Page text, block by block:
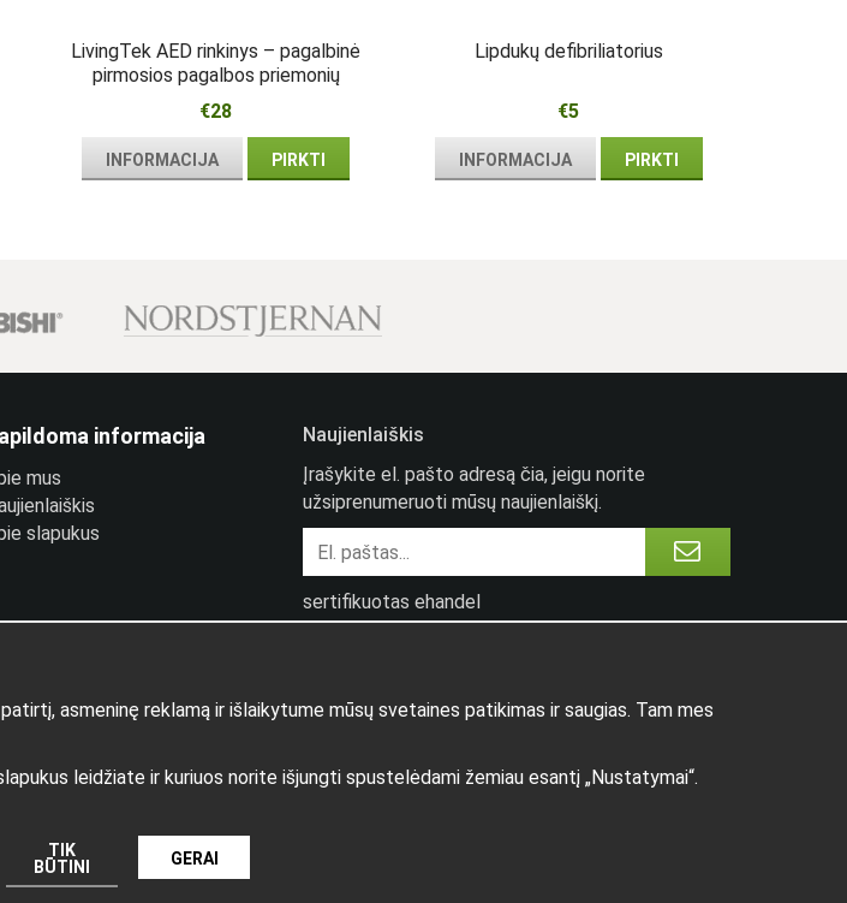
LivingTek AED rinkinys – pagalbinė
pirmosios pagalbos priemonių
kuprinė šalia defibriliatoriaus
€28
INFORMACIJA PIRKTI
Lipdukų defibriliatorius
€5
INFORMACIJA PIRKTI
informacija
mus
slapukus
Naujienlaiškis
Įrašykite el. pašto adresą čia, jeigu norite
užsiprenumeruoti mūsų naujienlaiškį.
sertifikuotas ehandel
Wikinggruppen
asmeninę reklamą ir išlaikytume mūsų svetaines patikimas ir saugias. Tam mes
leidžiate ir kuriuos norite išjungti spustelėdami žemiau esantį „Nustatymai“.
TIK
BŪTINI
GERAI